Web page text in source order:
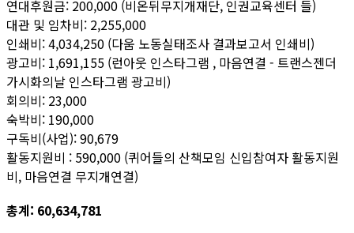
연대후원금: 200,000 (비온뒤무지개재단, 인권교육센터 들)
대관 및 임차비: 2,255,000
인쇄비: 4,034,250 (다움 노동실태조사 결과보고서 인쇄비)
광고비: 1,691,155 (런아웃 인스타그램 , 마음연결 - 트랜스젠더
가시화의날 인스타그램 광고비)
회의비: 23,000
숙박비: 190,000
구독비(사업): 90,679
활동지원비 : 590,000 (퀴어들의 산책모임 신입참여자 활동지원
비, 마음연결 무지개연결)
총계: 60,634,781